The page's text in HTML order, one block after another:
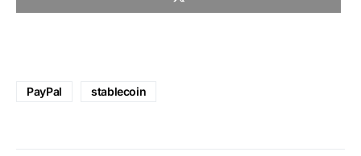
PayPal stablecoin